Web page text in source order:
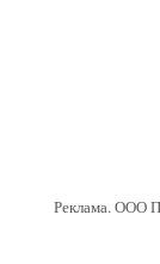
Реклама. ООО